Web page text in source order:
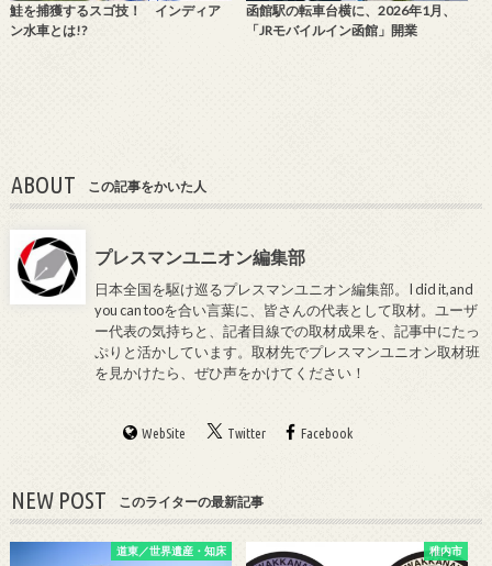
鮭を捕獲するスゴ技！ インディア
ン水車とは!?
函館駅の転車台横に、2026年1月、
「JRモバイルイン函館」開業
ABOUT この記事をかいた人
プレスマンユニオン編集部
日本全国を駆け巡るプレスマンユニオン編集部。I did it,and
you can tooを合い言葉に、皆さんの代表として取材。ユーザ
ー代表の気持ちと、記者目線での取材成果を、記事中にたっ
ぷりと活かしています。取材先でプレスマンユニオン取材班
を見かけたら、ぜひ声をかけてください！
WebSite Twitter Facebook
NEW POST このライターの最新記事
道東／世界遺産・知床 稚内市